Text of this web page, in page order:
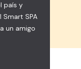
país y
Smart SPA
un amigo